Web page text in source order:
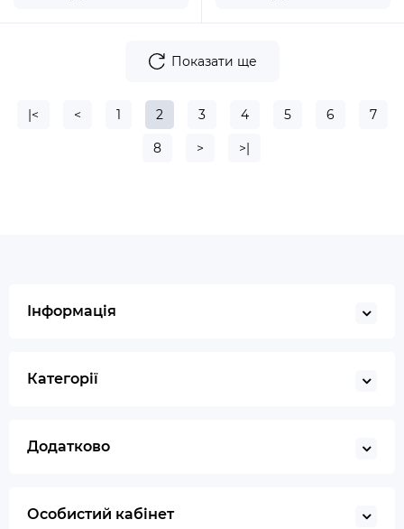
Показати ще
|< < 1 2 3 4 5 6 7
8 > >|
Інформація
Категорії
Додатково
Особистий кабінет